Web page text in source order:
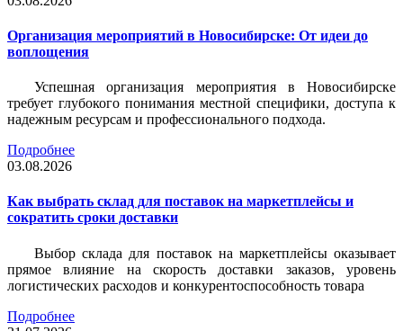
Организация мероприятий в Новосибирске: От идеи до
воплощения
Успешная организация мероприятия в Новосибирске
требует глубокого понимания местной специфики, доступа к
надежным ресурсам и профессионального подхода.
Подробнее
03.08.2026
Как выбрать склад для поставок на маркетплейсы и
сократить сроки доставки
Выбор склада для поставок на маркетплейсы оказывает
прямое влияние на скорость доставки заказов, уровень
логистических расходов и конкурентоспособность товара
Подробнее